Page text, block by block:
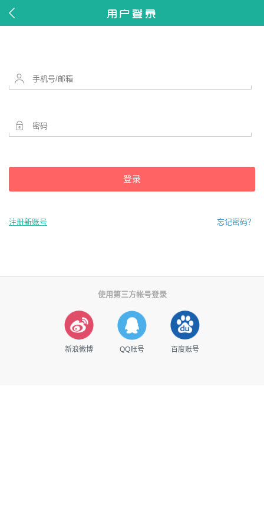
用户登录


登录
注册新账号 忘记密码？
使用第三方帐号登录
新浪微博 QQ账号 百度账号